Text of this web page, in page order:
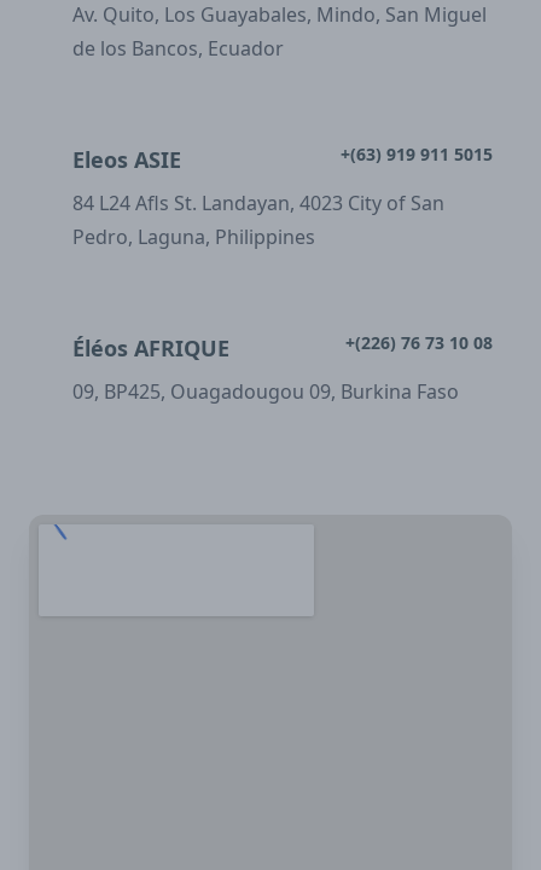
Av. Quito, Los Guayabales, Mindo, San Miguel
de los Bancos, Ecuador
Eleos ASIE +(63) 919 911 5015
84 L24 Afls St. Landayan, 4023 City of San
Pedro, Laguna, Philippines
Éléos AFRIQUE +(226) 76 73 10 08
09, BP425, Ouagadougou 09, Burkina Faso